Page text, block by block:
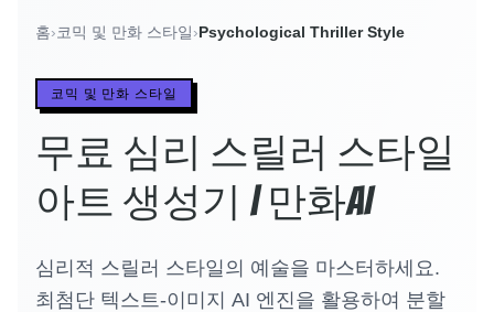
홈›코믹 및 만화 스타일›Psychological Thriller Style
코믹 및 만화 스타일
무료 심리 스릴러 스타일
아트 생성기 | 만화AI
심리적 스릴러 스타일의 예술을 마스터하세요.
최첨단 텍스트-이미지 AI 엔진을 활용하여 분할